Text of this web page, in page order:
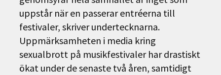
uppstår när en passerar entréerna till
festivaler, skriver undertecknarna.
Uppmärksamheten i media kring
sexualbrott på musikfestivaler har drastiskt
ökat under de senaste två åren, samtidigt